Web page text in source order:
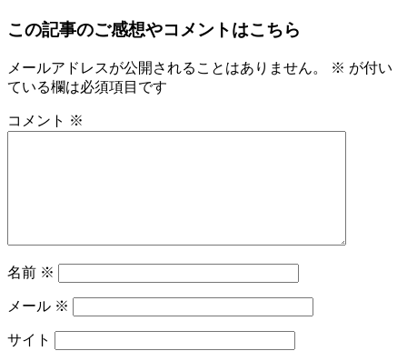
この記事のご感想やコメントはこちら
メールアドレスが公開されることはありません。 ※ が付い
ている欄は必須項目です
コメント ※
名前 ※
メール ※
サイト